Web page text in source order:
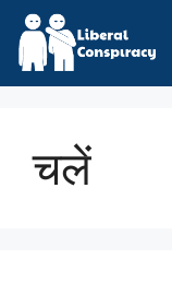
Skip
content
चलें